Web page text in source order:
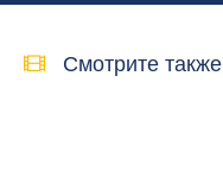
Смотрите также